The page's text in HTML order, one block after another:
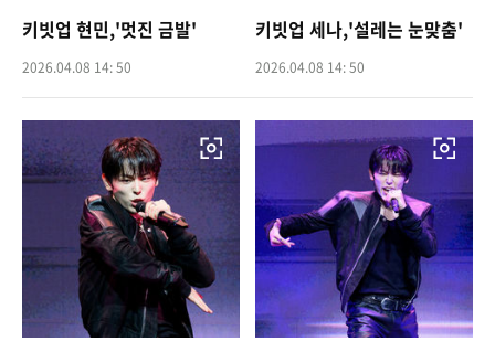
키빗업 현민,'멋진 금발'
2026.04.08 14: 50
키빗업 세나,'설레는 눈맞춤'
2026.04.08 14: 50